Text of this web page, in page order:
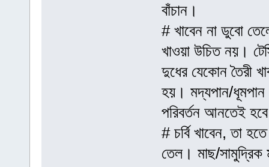
বাঁচান।
# খাবেন না ডুবো
খাওয়া উচিত নয়।
দুধের যেকোন তৈরী
হয়। মদ্যপান/
পরিবর্তন আনতেই
# চর্বি খাবেন, তা
তেল। মাছ/সামুদ্রিক